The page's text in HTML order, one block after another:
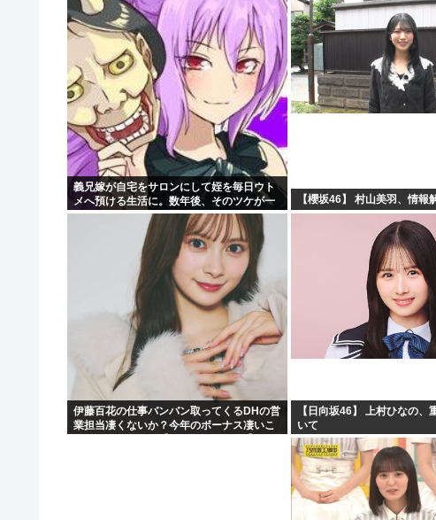
義兄嫁が自宅をサロンにして姪を毎日ウト
メへ預ける生活に。数年後、そのツケが一
気に回ってきて…
【櫻坂46】 村山美羽、情報
伊藤百花の仕事バンバン取ってくるDHの営
業担当凄くないか？今年のボーナス凄いこ
【日向坂46】 上村ひなの、
いて